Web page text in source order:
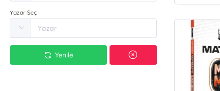
Yazar Seç
Yenile